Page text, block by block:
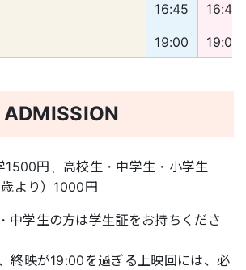
16:45
19:00
16:45
19:00
1500円、高校生・中学生・小学生
より）1000円
中学生の方は学生証をお持ちくださ
終映が19:00を過ぎる上映回には、必